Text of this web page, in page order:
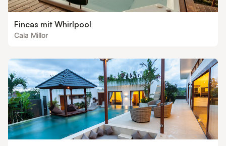
Fincas mit Whirlpool
Cala Millor